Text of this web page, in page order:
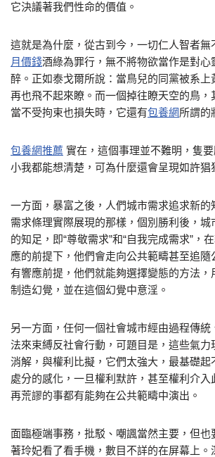
它決議著我們性命的價值。
這就是為什麼，從古到今，一切仁人智者無
月價錢酒綠為罪行，無不將物欲當作是對心
醉。正如泰戈爾所說：當鳥兒的同黨被系上
再也飛不起來瞭。而一個掉往瞭天空的鳥，
當不受拘束也損失時，它還有包養網所謂的
包養網推薦 實在，這個事理並不難明，隻
小我都能想清楚，可為什麼還會呈現如許猖
一方面，暴富之後，人們城市需求追求新的
需求條理實際展現的那樣，個別勝利後，城
的知足，即“尊敬需求”和“自我完成需求”，
應的前提下，他們會走向公共範疇甚至追隨
有響應前提，他們就能夠選擇變態的方法，
制造幻覺，並在這個幻覺中意淫。
另一方面，任何一個社會城市經由過程傳統
法來束縛反社會行動，可題目是，這些氣力
消解，與權利比擬，它們太強大，最基礎起
處分的感化，一旦權利默許，甚至權利介入
再荒謬的事都有能夠在公共範疇中演出。
面臨極端事務，批駁、嘲諷當然主要，但也
著玲妃看了看手機，數目不詳的在屏幕上。